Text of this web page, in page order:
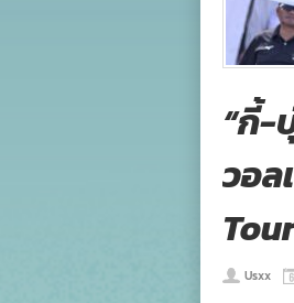
“กี้-
วอล
Usxx